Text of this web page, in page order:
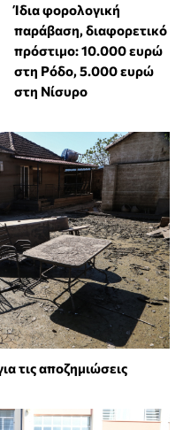
Ίδια φορολογική
παράβαση, διαφορετικό
πρόστιμο: 10.000 ευρώ
στη Ρόδο, 5.000 ευρώ
στη Νίσυρο
τις αποζημιώσεις